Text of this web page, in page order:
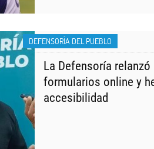
DEFENSORÍA DEL PUEBLO
La Defensoría
formularios online y
accesibilidad